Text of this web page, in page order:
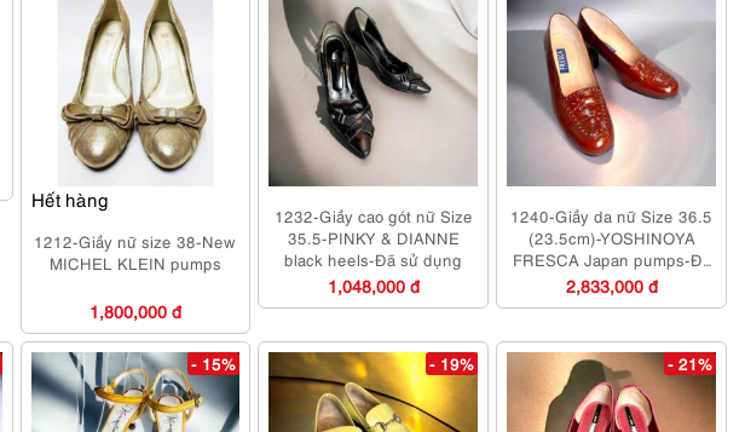
Hết hàng
1212-Giầy nữ size 38-New
MICHEL KLEIN pumps
1,800,000 đ
1232-Giầy cao gót nữ Size
35.5-PINKY & DIANNE
black heels-Đã sử dụng
1,048,000 đ
1240-Giầy da nữ Size 36.5
(23.5cm)-YOSHINOYA
FRESCA Japan pumps-Đã
sử dụng/Khá mới
2,833,000 đ
- 15% - 19% - 21%